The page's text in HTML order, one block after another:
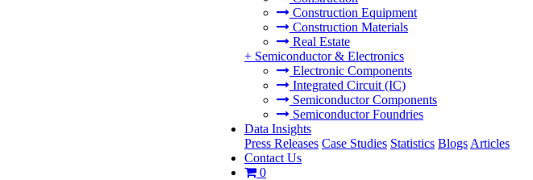
Construction Equipment
Construction Materials
Real Estate
+ Semiconductor & Electronics
Electronic Components
Integrated Circuit (IC)
Semiconductor Components
Semiconductor Foundries
Data Insights
Press Releases Case Studies Statistics Blogs Articles
Contact Us
0